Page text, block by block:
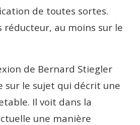
de toutes sortes.
réducteur, au moins sur le
de Bernard Stiegler
sur le sujet qui décrit une
Il voit dans la
une manière